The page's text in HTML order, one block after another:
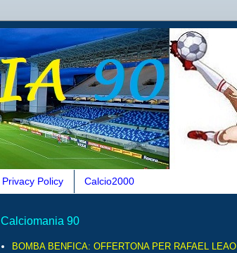
Privacy Policy Calcio2000
Calciomania 90
BOMBA BENFICA: OFFERTONA PER RAFAEL LEAO